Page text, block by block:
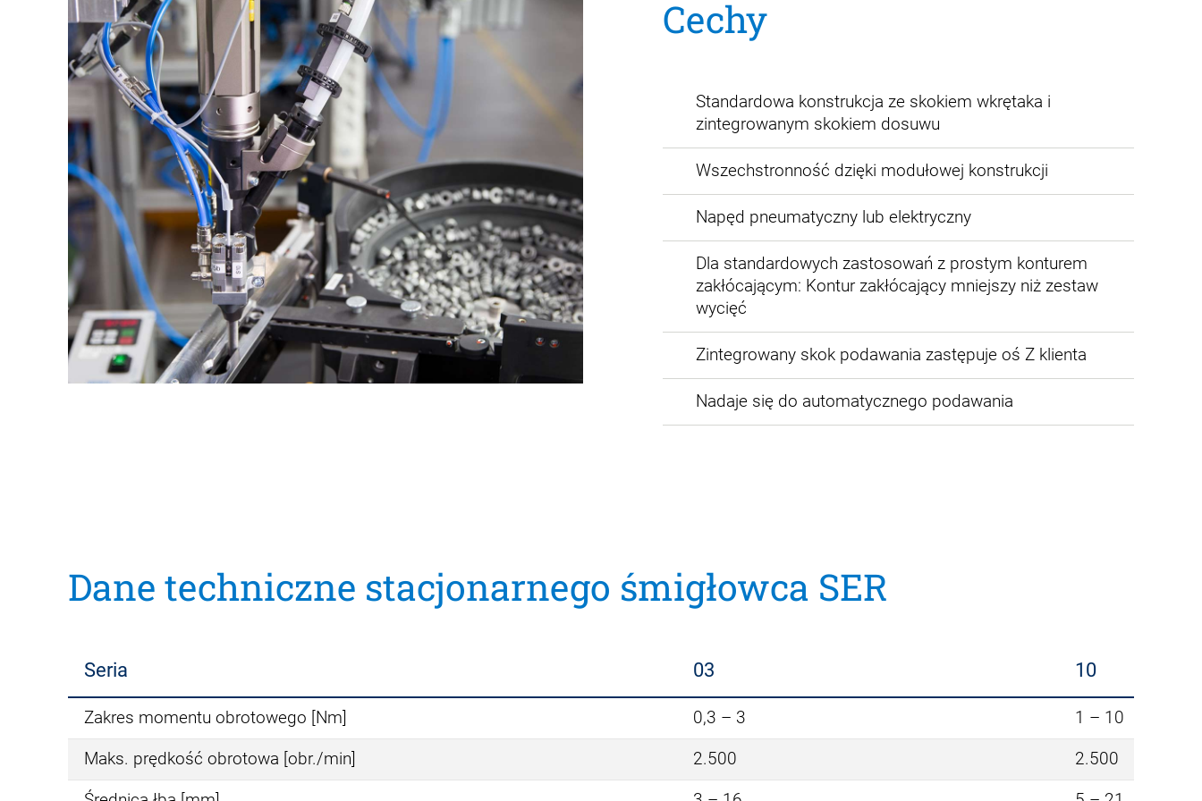
Cechy
Standardowa konstrukcja ze skokiem wkrętaka i
zintegrowanym skokiem dosuwu
Wszechstronność dzięki modułowej konstrukcji
Napęd pneumatyczny lub elektryczny
Dla standardowych zastosowań z prostym konturem
zakłócającym: Kontur zakłócający mniejszy niż zestaw
wycięć
Zintegrowany skok podawania zastępuje oś Z klienta
Nadaje się do automatycznego podawania
Dane techniczne stacjonarnego śmigłowca SER
Seria 03 10
Zakres momentu obrotowego [Nm] 0,3 – 3 1 – 10
Maks. prędkość obrotowa [obr./min] 2.500 2.500